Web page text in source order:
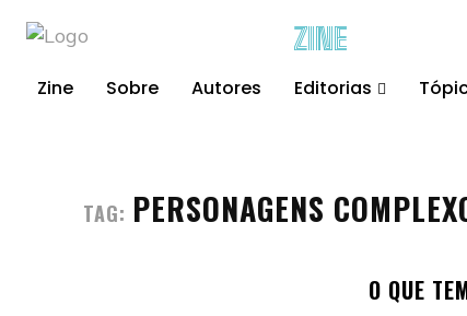
ZINE
Zine Sobre Autores Editorias
TAG: PERSONAGENS
O QUE